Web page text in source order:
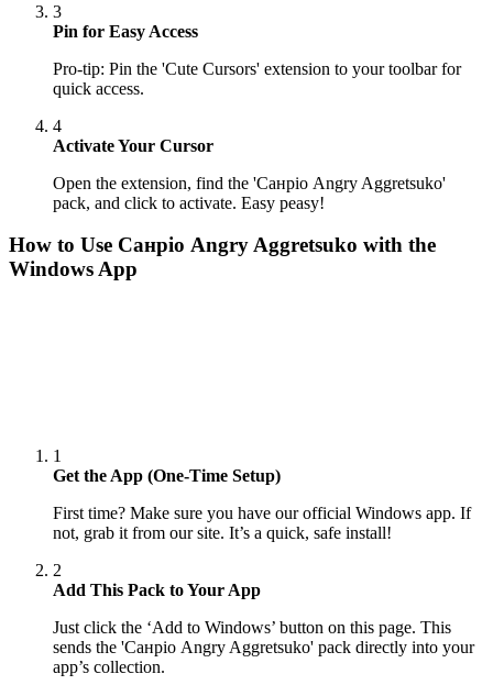
3
Pin for Easy Access
Pro-tip: Pin the 'Cute Cursors' extension to your toolbar for
quick access.
4
Activate Your Cursor
Open the extension, find the 'Санріо Angry Aggretsuko'
pack, and click to activate. Easy peasy!
How to Use Санріо Angry Aggretsuko with the
Windows App
1
Get the App (One-Time Setup)
First time? Make sure you have our official Windows app. If
not, grab it from our site. It’s a quick, safe install!
2
Add This Pack to Your App
Just click the ‘Add to Windows’ button on this page. This
sends the 'Санріо Angry Aggretsuko' pack directly into your
app’s collection.